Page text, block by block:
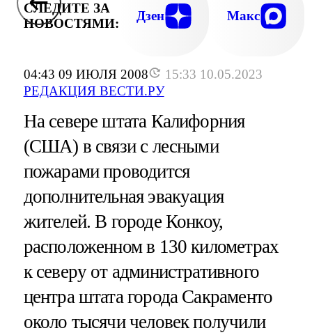
04:43 09 ИЮЛЯ 2008
15:33 10.05.2023
РЕДАКЦИЯ ВЕСТИ.РУ
СЛЕДИТЕ ЗА
НОВОСТЯМИ:
Дзен Макс
На севере штата Калифорния
(США) в связи с лесными
пожарами проводится
дополнительная эвакуация
жителей. В городе Конкоу,
расположенном в 130 километрах
к северу от административного
центра штата города Сакраменто
около тысячи человек получили